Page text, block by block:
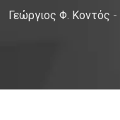
Γεώργιος Φ. Κοντός -